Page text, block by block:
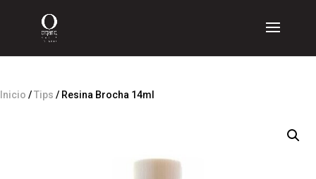
Inicio /Tips / Resina Brocha 14ml